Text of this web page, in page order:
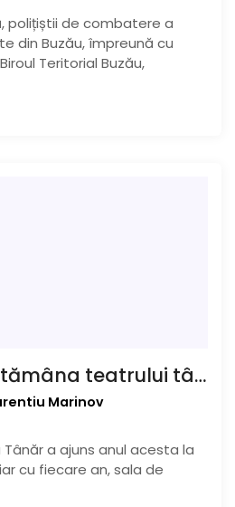
polițiștii de combatere a
din Buzău, împreună cu
Teritorial Buzău,
A început “Săptămâna teatrului tânăr “
Marinov
a ajuns anul acesta la
cu fiecare an, sala de